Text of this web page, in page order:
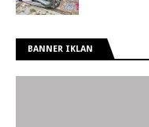
BANNER IKLAN